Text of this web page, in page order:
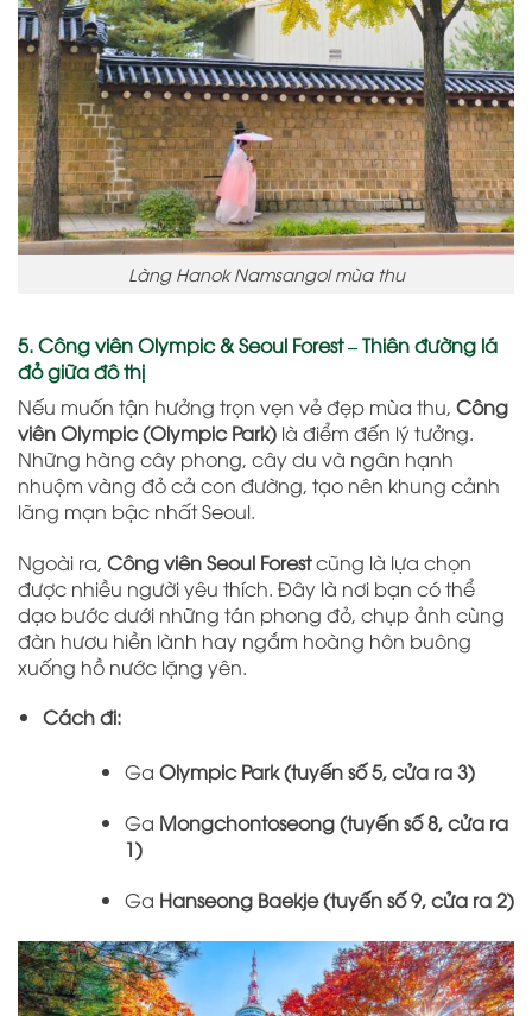
Làng Hanok Namsangol mùa thu
5. Công viên Olympic & Seoul Forest – Thiên đường lá
đỏ giữa đô thị
Nếu muốn tận hưởng trọn vẹn vẻ đẹp mùa thu, Công
viên Olympic (Olympic Park) là điểm đến lý tưởng.
Những hàng cây phong, cây du và ngân hạnh
nhuộm vàng đỏ cả con đường, tạo nên khung cảnh
lãng mạn bậc nhất Seoul.
Ngoài ra, Công viên Seoul Forestcũng là lựa chọn
được nhiều người yêu thích. Đây là nơi bạn có thể
dạo bước dưới những tán phong đỏ, chụp ảnh cùng
đàn hươu hiền lành hay ngắm hoàng hôn buông
xuống hồ nước lặng yên.
Cách đi:
Ga Olympic Park (tuyến số 5, cửa ra 3)
Ga Mongchontoseong (tuyến số 8, cửa ra
1)
Ga Hanseong Baekje (tuyến số 9, cửa ra 2)